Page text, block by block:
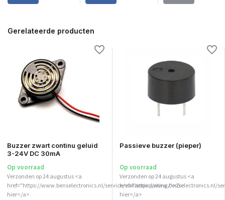
Gerelateerde producten
Buzzer zwart continu geluid
3-24V DC 30mA
Op voorraad
Verzonden op 24 augustus <a
href="https://www.benselectronics.nl/service/vakantiesluiting/">Zie
hier</a>
Passieve buzzer (pieper)
Op voorraad
Verzonden op 24 augustus <a
href="https://www.benselectronics.nl/
hier</a>